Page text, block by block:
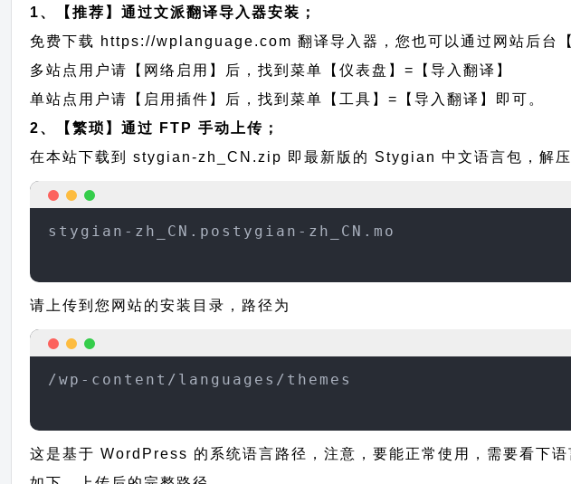
1、【推荐】通过文派翻译导入器安装；
免费下载 https://wplanguage.com 翻译导入器，您也可以通过网站后台
多站点用户请【网络启用】后，找到菜单【仪表盘】=【导入翻译】
单站点用户请【启用插件】后，找到菜单【工具】=【导入翻译】即可。
2、【繁琐】通过 FTP 手动上传；
在本站下载到stygian-zh_CN.zip 即最新版的 Stygian 中文语言包，解压
stygian-zh_CN.postygian-zh_CN.mo
请上传到您网站的安装目录，路径为
/wp-content/languages/themes
这是基于 WordPress 的系统语言路径，注意，要能正常使用，需要看下